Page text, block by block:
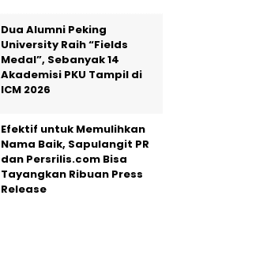
Dua Alumni Peking
University Raih “Fields
Medal”, Sebanyak 14
Akademisi PKU Tampil di
ICM 2026
Efektif untuk Memulihkan
Nama Baik, Sapulangit PR
dan Persrilis.com Bisa
Tayangkan Ribuan Press
Release